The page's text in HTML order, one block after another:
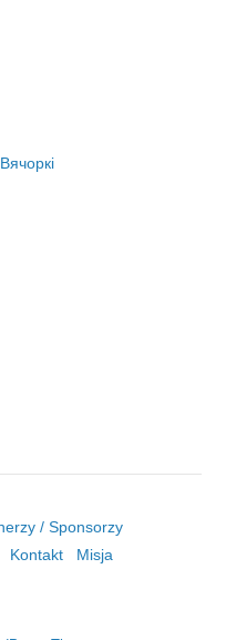
/ Sponsorzy
Kontakt
Misja